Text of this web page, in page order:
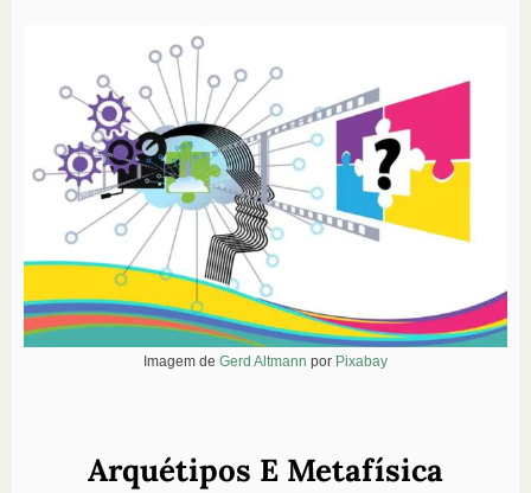
Imagem de Gerd Altmann por Pixabay
Arquétipos E Metafísica